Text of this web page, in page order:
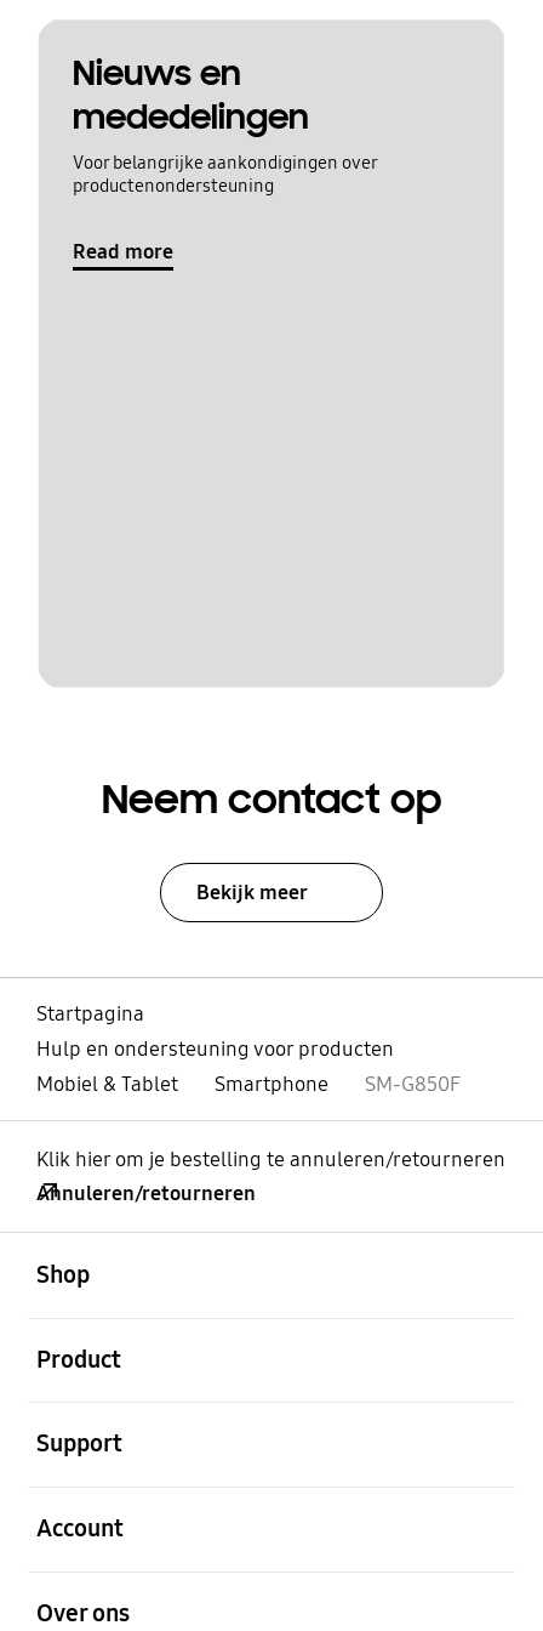
Nieuws en
mededelingen
Voor belangrijke aankondigingen over
productenondersteuning
Read more
Neem contact op
Bekijk meer
Startpagina
Hulp en ondersteuning voor producten
Mobiel & Tablet
Smartphone SM-G850F
Klik hier om je bestelling te annuleren/retourneren
Annuleren/retourneren
Shop
Product
Support
Account
Over ons